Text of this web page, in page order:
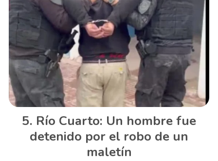
Río Cuarto: Un hombre fue
detenido por el robo de un
maletín